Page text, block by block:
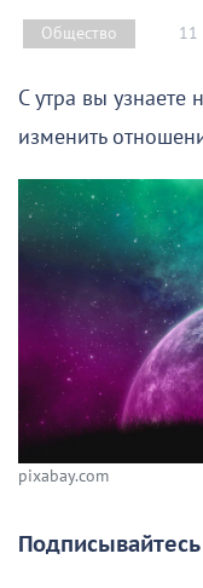
Общество 11
С утра вы узнаете
изменить
pixabay.com